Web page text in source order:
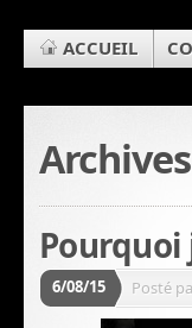
ACCUEIL
Pourquoi
6/08/15 Posté